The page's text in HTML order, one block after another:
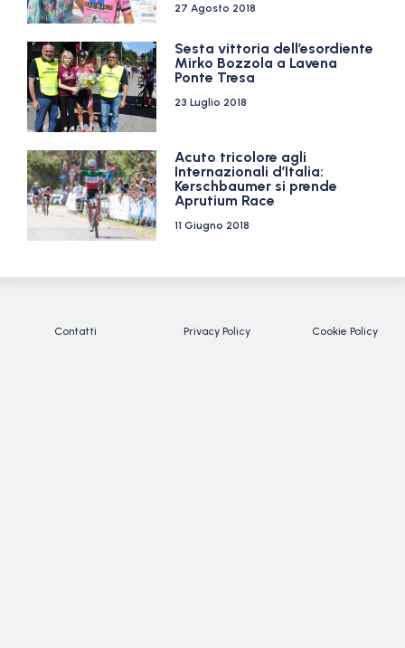
27 Agosto 2018
Sesta vittoria dell’esordiente
Mirko Bozzola a Lavena
Ponte Tresa
23 Luglio 2018
Acuto tricolore agli
Internazionali d’Italia:
Kerschbaumer si prende
Aprutium Race
11 Giugno 2018
Contatti Privacy Policy Cookie Policy